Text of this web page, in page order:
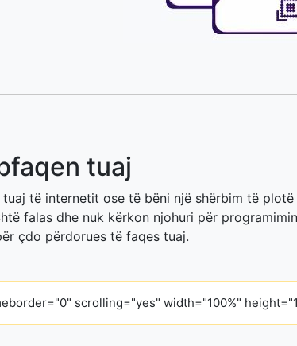
tuaj
të internetit ose të bëni një shërbim të
falas dhe nuk kërkon njohuri për
çdo përdorues të faqes tuaj.
scrolling="yes" width="100%"